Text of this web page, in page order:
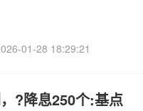
01-28 18:29:21
?降息250个:基点